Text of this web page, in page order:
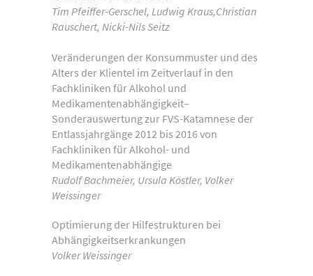
Tim Pfeiffer-Gerschel, Ludwig Kraus,Christian
Rauschert, Nicki-Nils Seitz
Veränderungen der Konsummuster und des
Alters der Klientel im Zeitverlauf in den
Fachkliniken für Alkohol und
Medikamentenabhängigkeit–
Sonderauswertung zur FVS-Katamnese der
Entlassjahrgänge 2012 bis 2016 von
Fachkliniken für Alkohol- und
Medikamentenabhängige
Rudolf Bachmeier, Ursula Köstler, Volker
Weissinger
Optimierung der Hilfestrukturen bei
Abhängigkeitserkrankungen
Volker Weissinger